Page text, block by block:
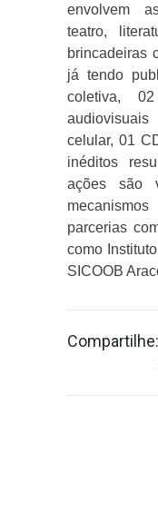
envolvem
teatro,
brincadeiras
já tendo
coletiva,
celular, 01
inéditos
ações são
parcerias
como
SICOOB
Compartilhe: